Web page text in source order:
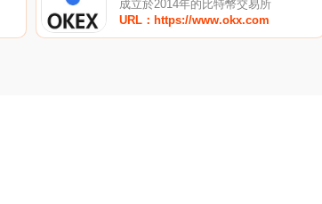
成立於2014年的比特幣交易所
URL：https://www.okx.com